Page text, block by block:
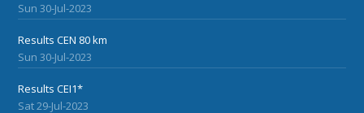
Sun 30-Jul-2023
Results CEN 80 km
Sun 30-Jul-2023
Results CEI1*
Sat 29-Jul-2023